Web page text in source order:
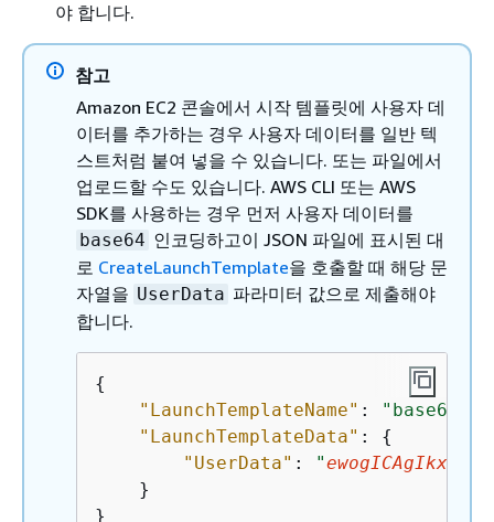
야 합니다.
참고
Amazon EC2 콘솔에서 시작 템플릿에 사용자 데
이터를 추가하는 경우 사용자 데이터를 일반 텍
스트처럼 붙여 넣을 수 있습니다. 또는 파일에서
업로드할 수도 있습니다. AWS CLI 또는 AWS
SDK를 사용하는 경우 먼저 사용자 데이터를
base64 인코딩하고이 JSON 파일에 표시된 대
로 CreateLaunchTemplate을 호출할 때 해당 문
자열을 UserData 파라미터 값으로 제출해야
합니다.
{
"LaunchTemplateName" :
"base64-
"LaunchTemplateData" : {
"UserData" : "
    }
}